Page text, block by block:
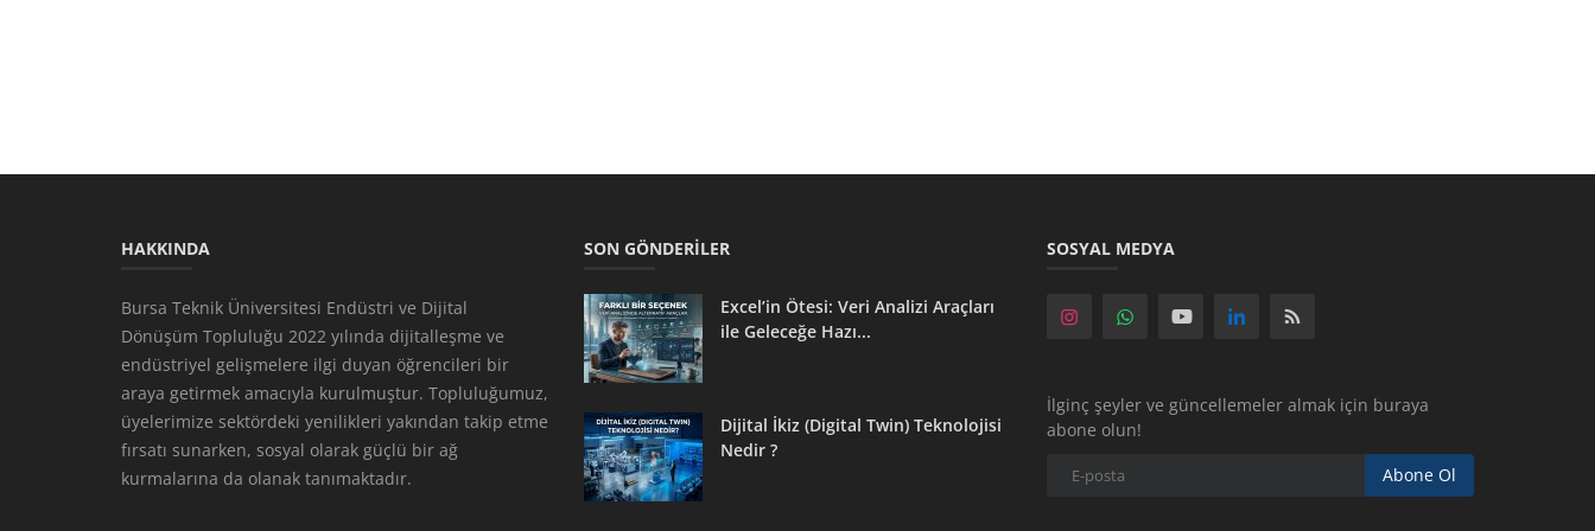
HAKKINDA
Bursa Teknik Üniversitesi Endüstri ve Dijital
Dönüşüm Topluluğu 2022 yılında dijitalleşme ve
endüstriyel gelişmelere ilgi duyan öğrencileri bir
araya getirmek amacıyla kurulmuştur. Topluluğumuz,
üyelerimize sektördeki yenilikleri yakından takip etme
fırsatı sunarken, sosyal olarak güçlü bir ağ
kurmalarına da olanak tanımaktadır.
SON GÖNDERILER
Excel’in Ötesi: Veri Analizi Araçları
ile Geleceğe Hazı...
Dijital İkiz (Digital Twin) Teknolojisi
Nedir ?
SOSYAL MEDYA
İlginç şeyler ve güncellemeler almak için buraya
abone olun!
Abone Ol